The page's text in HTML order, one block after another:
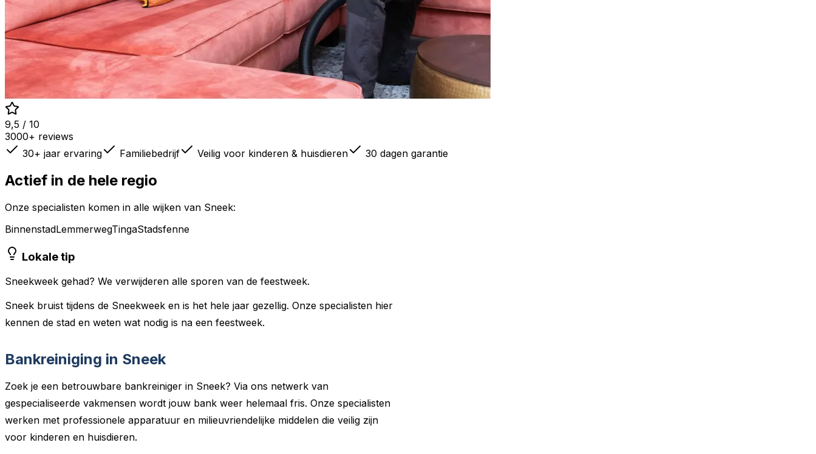
9,5 / 10
3000+ reviews
30+ jaar ervaring
Familiebedrijf Veilig voor kinderen & huisdieren 30 dagen garantie
Actief in de hele regio
Onze specialisten komen in alle wijken van Sneek:
BinnenstadLemmerwegTingaStadsfenne
Lokale tip
Sneekweek gehad? We verwijderen alle sporen van de feestweek.
Sneek bruist tijdens de Sneekweek en is het hele jaar gezellig. Onze specialisten hier
kennen de stad en weten wat nodig is na een feestweek.
Bankreiniging in Sneek
Zoek je een betrouwbare bankreiniger in Sneek? Via ons netwerk van
gespecialiseerde vakmensen wordt jouw bank weer helemaal fris. Onze specialisten
werken met professionele apparatuur en milieuvriendelijke middelen die veilig zijn
voor kinderen en huisdieren.